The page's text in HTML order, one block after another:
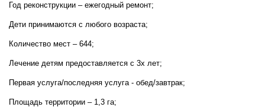
Год реконструкции – ежегодный ремонт;
Дети принимаются с любого возраста;
Количество мест – 644;
Лечение детям предоставляется с 3х лет;
Первая услуга/последняя услуга - обед/завтрак;
Площадь территории – 1,3 га;